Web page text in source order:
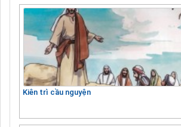
Kiên trì cầu nguyện